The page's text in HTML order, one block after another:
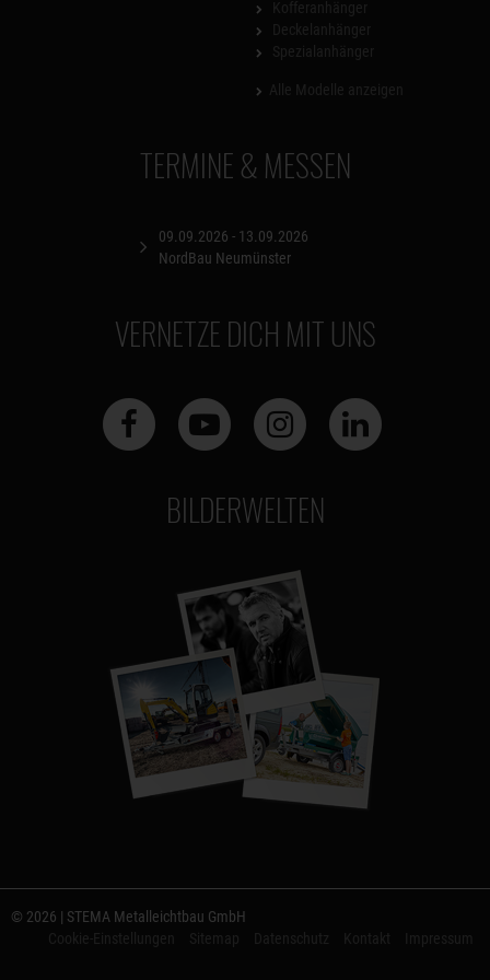
TERMINE & MESSEN
09.09.2026 - 13.09.2026
NordBau Neumünster
VERNETZE DICH MIT UNS
BILDERWELTEN
© 2026 | STEMA Metalleichtbau GmbH